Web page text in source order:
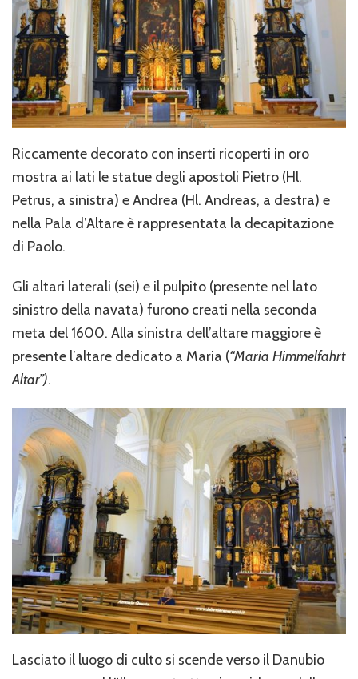
Riccamente decorato con inserti ricoperti in oro
mostra ai lati le statue degli apostoli Pietro (Hl.
Petrus, a sinistra) e Andrea (Hl. Andreas, a destra) e
nella Pala d’Altare è rappresentata la decapitazione
di Paolo.
Gli altari laterali (sei) e il pulpito (presente nel lato
sinistro della navata) furono creati nella seconda
meta del 1600. Alla sinistra dell’altare maggiore è
presente l’altare dedicato a Maria (“Maria Himmelfahrt
Altar”).
Lasciato il luogo di culto si scende verso il Danubio